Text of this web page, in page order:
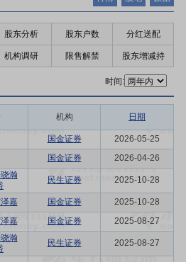
股东分析 股东户数 分红送配
机构调研 限售解禁 股东增减持
时间:
机构 日期
国金证券
2026-05-25
国金证券 2026-04-26
瀚
民生证券 2025-10-28
嘉 国金证券
2025-10-28
嘉 国金证券 2025-08-27
瀚
民生证券 2025-08-27